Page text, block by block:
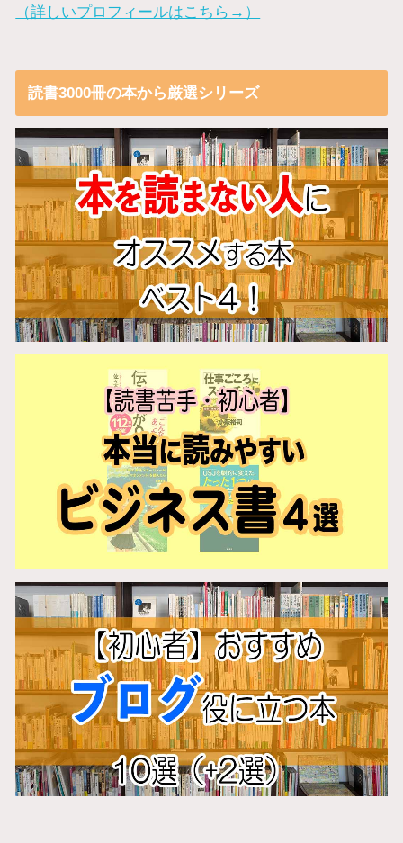
（詳しいプロフィールはこちら→）
読書3000冊の本から厳選シリーズ